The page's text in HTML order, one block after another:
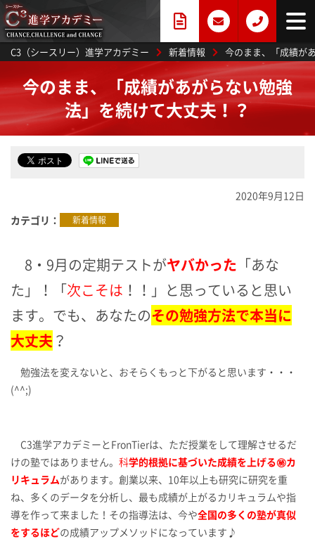
C3（シースリー）進学アカデミー 新着情報 今のまま、「成績が
今のまま、「成績があがらない勉強
法」を続けて大丈夫！？
2020年9月12日
カテゴリ
新着情報
8・9月の定期テストがヤバかった 「あな
た」！
「次こそは ！！」と思っていると思い
ます。 でも、あなたのその勉強方法で本当に
大丈夫？
勉強法を変えないと、おそらくもっと下がると思います・・・
(^^;)
C3進学アカデミーとFronTierは、ただ授業をして理解させるだ
けの塾ではありません。 科学的根拠に基づいた成績を上げる㊙カ
リキュラムがあります。創業以来、10年以上も研究に研究を重
ね、多くのデータを分析し、最も成績が上がるカリキュラムや指
導を作って来ました！その指導法は、今や全国の多くの塾が真似
をするほどの成績アップメソッドになっています♪